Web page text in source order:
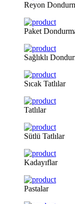
Reyon
Paket
Sağlıklı
Sıcak Tatlılar
Tatlılar
Sütlü Tatlılar
Kadayıflar
Pastalar